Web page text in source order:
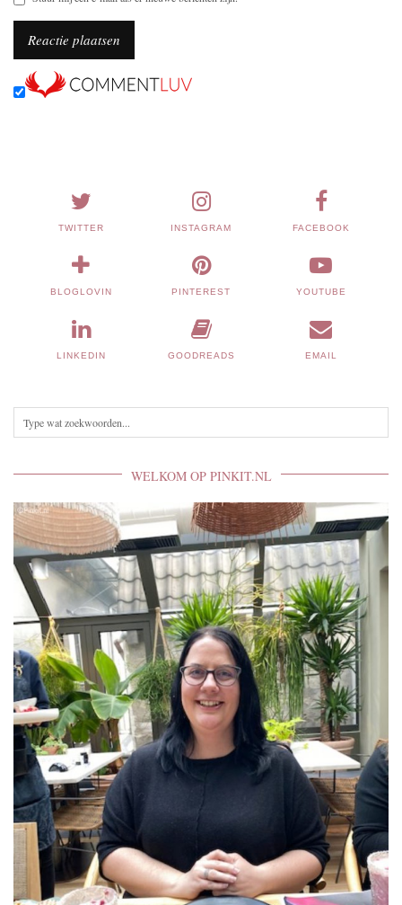
TWITTER INSTAGRAM FACEBOOK
BLOGLOVIN PINTEREST YOUTUBE
LINKEDIN GOODREADS EMAIL
WELKOM OP PINKIT.NL